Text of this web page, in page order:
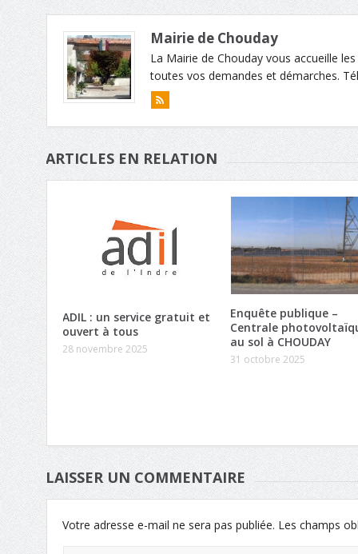
Mairie de Chouday
La Mairie de Chouday vous accueille
toutes vos demandes et démarches.
ARTICLES EN RELATION
ADIL : un service gratuit et
ouvert à tous
28 novembre 2025
Enquête publique –
Centrale
au sol à CHOUDAY
31 octobre 2025
LAISSER UN COMMENTAIRE
Votre adresse e-mail ne sera pas publiée. Les champs